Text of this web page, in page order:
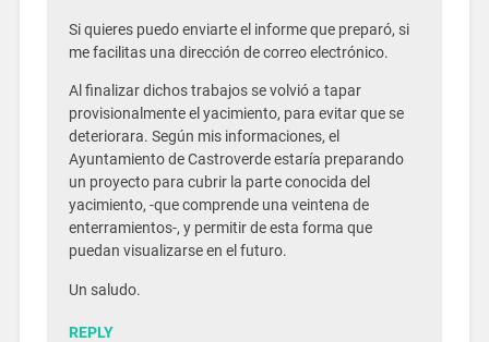
Si quieres puedo enviarte el informe que preparó, si
me facilitas una dirección de correo electrónico.
Al finalizar dichos trabajos se volvió a tapar
provisionalmente el yacimiento, para evitar que se
deteriorara. Según mis informaciones, el
Ayuntamiento de Castroverde estaría preparando
un proyecto para cubrir la parte conocida del
yacimiento, -que comprende una veintena de
enterramientos-, y permitir de esta forma que
puedan visualizarse en el futuro.
Un saludo.
REPLY